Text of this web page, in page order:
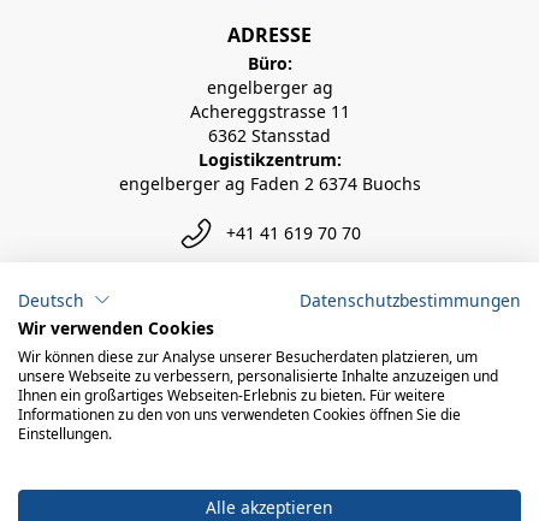
ADRESSE
Büro:
engelberger ag
Achereggstrasse 11
6362 Stansstad
Logistikzentrum:
engelberger ag Faden 2 6374 Buochs
+41 41 619 70 70
info@engelberger.ch
Deutsch
Datenschutzbestimmungen
Wir verwenden Cookies
Wir können diese zur Analyse unserer Besucherdaten platzieren, um
unsere Webseite zu verbessern, personalisierte Inhalte anzuzeigen und
Ihnen ein großartiges Webseiten-Erlebnis zu bieten. Für weitere
Informationen zu den von uns verwendeten Cookies öffnen Sie die
Einstellungen.
Alle akzeptieren